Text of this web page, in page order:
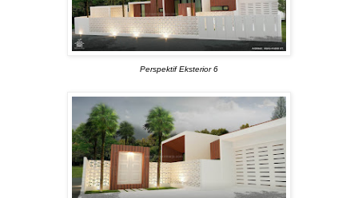
Perspektif Eksterior 6